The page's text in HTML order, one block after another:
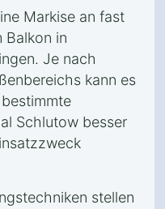
Markise an fast
Balkon in
Je nach
kann es
Schlutow besser
stellen